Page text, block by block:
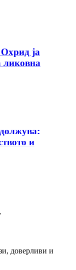
ја
ликовна
и
доверливи и